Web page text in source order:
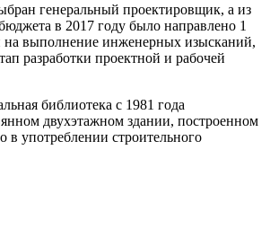
генеральный проектировщик, а из
в 2017 году было направлено 1
на выполнение инженерных изысканий,
разработки проектной и рабочей
библиотека с 1981 года
двухэтажном здании, построенном
в употреблении строительного